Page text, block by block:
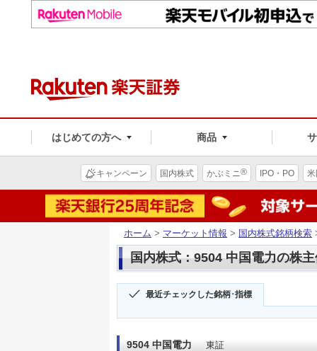
はじめての方へ 商品
キャンペーン 国内株式 かぶミニ® IPO・PO
ホーム > マーケット情報 > 国内株式銘柄検索
国内株式：9504 中国電力の株
最近チェックした銘柄･指標
9504 中国電力 東証